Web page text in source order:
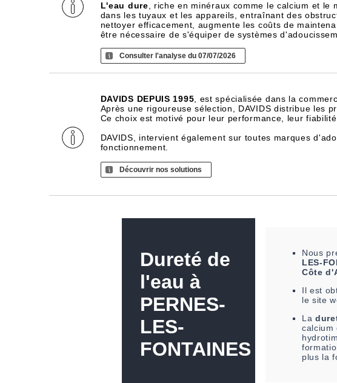
L'eau dure , riche en minéraux comme le calcium et
dans les tuyaux et les appareils, entraînant des
nettoyer efficacement, augmente les coûts de
être nécessaire de s'équiper de systèmes
Consulter l'analyse du 07/07/2026
DAVIDS DEPUIS 1995 , est spécialisée dans la
Après une rigoureuse sélection, DAVIDS distribue les
Ce choix est motivé pour leur performance, leur fiabilité
DAVIDS, intervient également sur toutes marques
fonctionnement.
Découvrir nos solutions
Dureté de
l'eau à
PERNES-
LES-
FONTAINES
Nous
LES-
Côte
Il est
le site
La
calcium
plus la